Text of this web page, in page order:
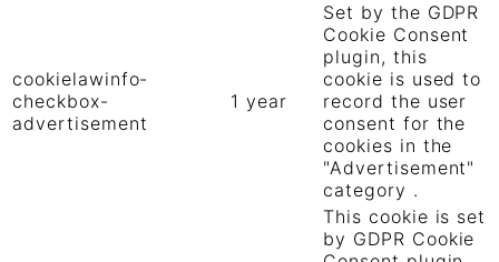
cookielawinfo-
checkbox-
advertisement
1 year
Set by the GDPR
Cookie Consent
plugin, this
cookie is used to
record the user
consent for the
cookies in the
"Advertisement"
category .
This cookie is set
by GDPR Cookie